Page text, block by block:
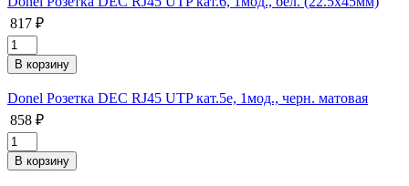
817 ₽
Donel Розетка DEC RJ45 UTP кат.5e, 1мод., черн. матовая
858 ₽